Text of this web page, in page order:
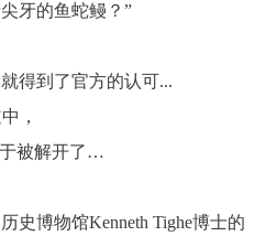
牙的鱼蛇鳗？”
到了官方的认可...
，
被解开了…
博物馆Kenneth Tighe博士的